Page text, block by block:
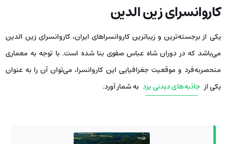
کاروانسرای زین الدین
یکی از برجسته‌ترین و زیباترین کاروانسراهای ایران، کاروانسرای زین الدین
می‌باشد که در دوران شاه عباس صفوی بنا شده است. با توجه به معماری
منحصربه‌فرد و موقعیت جغرافیایی این کاروانسرا، می‌توان آن را به عنوان
یکی از جاذبه‌های دیدنی یزد به شمار آورد.